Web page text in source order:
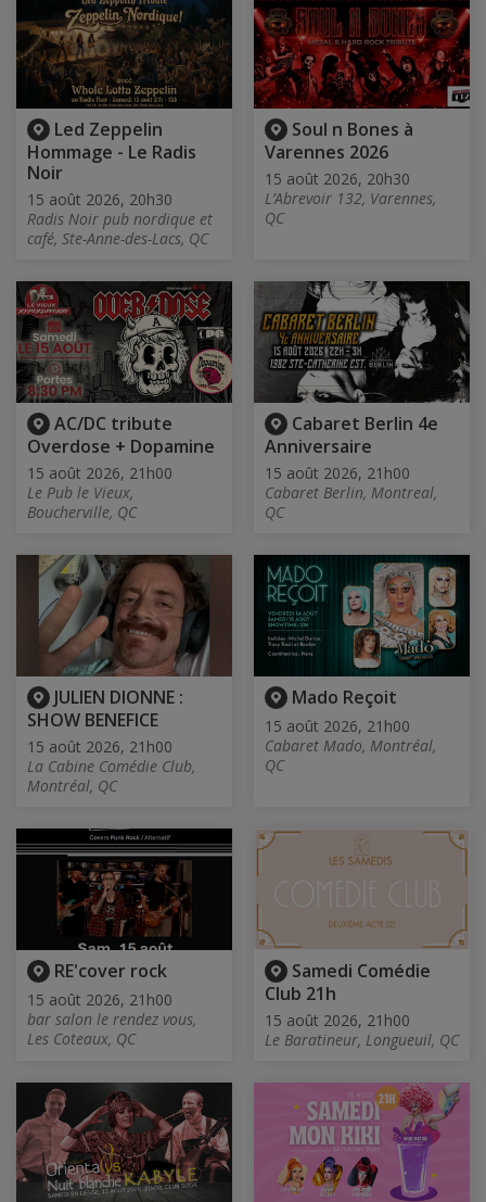
Led Zeppelin
Hommage - Le Radis
Noir
15 août 2026, 20h30
Radis Noir pub nordique et
café, Ste-Anne-des-Lacs, QC
Soul n Bones à
Varennes 2026
15 août 2026, 20h30
L’Abrevoir 132, Varennes,
QC
AC/DC tribute
Overdose + Dopamine
15 août 2026, 21h00
Le Pub le Vieux,
Boucherville, QC
Cabaret Berlin 4e
Anniversaire
15 août 2026, 21h00
Cabaret Berlin, Montreal,
QC
JULIEN DIONNE :
SHOW BENEFICE
15 août 2026, 21h00
La Cabine Comédie Club,
Montréal, QC
Mado Reçoit
15 août 2026, 21h00
Cabaret Mado, Montréal,
QC
RE'cover rock
15 août 2026, 21h00
bar salon le rendez vous,
Les Coteaux, QC
Samedi Comédie
Club 21h
15 août 2026, 21h00
Le Baratineur, Longueuil, QC